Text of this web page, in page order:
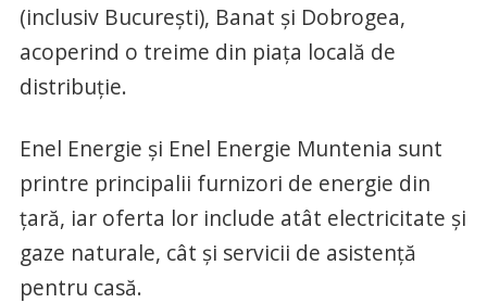
(inclusiv București), Banat și Dobrogea,
acoperind o treime din piața locală de
distribuție.
Enel Energie și Enel Energie Muntenia sunt
printre principalii furnizori de energie din
țară, iar oferta lor include atât electricitate și
gaze naturale, cât și servicii de asistență
pentru casă.